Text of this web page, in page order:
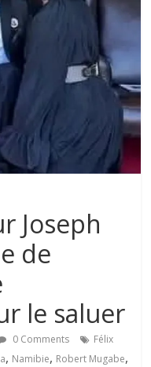
Joseph
de
le saluer
0 Comments
Félix
, Namibie, Robert Mugabe,